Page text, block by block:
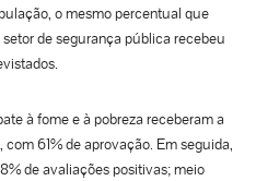
o mesmo percentual que
de segurança pública recebeu
à fome e à pobreza receberam a
61% de aprovação. Em seguida,
de avaliações positivas; meio